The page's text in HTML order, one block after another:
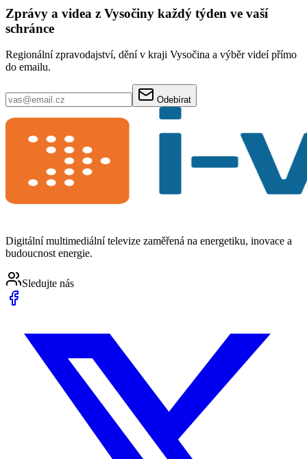
Zprávy a videa z Vysočiny každý týden ve vaší
schránce
Regionální zpravodajství, dění v kraji Vysočina a výběr videí přímo
do emailu.
Odebírat
Digitální multimediální televize zaměřená na energetiku, inovace a
budoucnost energie.
Sledujte nás